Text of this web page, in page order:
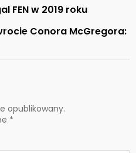
FEN w 2019 roku
Conora McGregora:
opublikowany.
*